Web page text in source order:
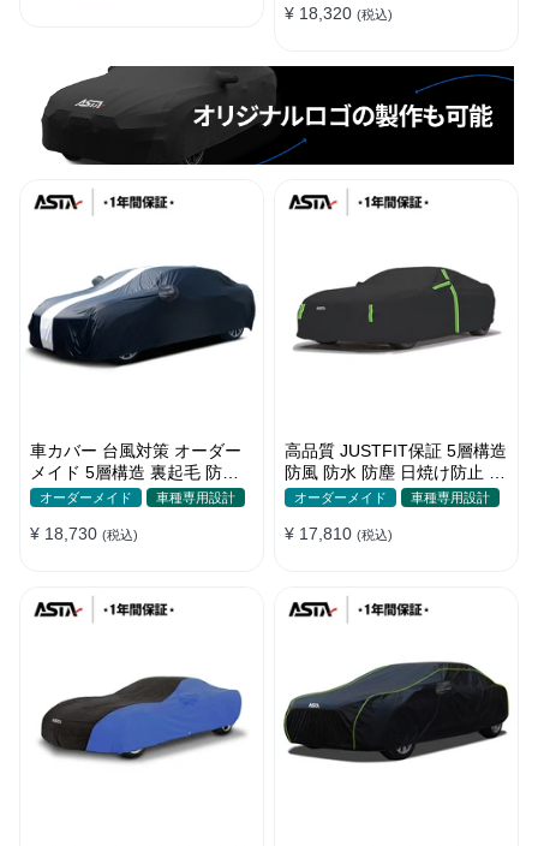
¥ 18,320 (税込)
車カバー 台風対策 オーダー
メイド 5層構造 裏起毛 防水
防雨 軽/普自動車 SUV対応 お
オーダーメイド 車種専用設計
¥ 18,730 (税込)
高品質 JUSTFIT保証 5層構造
防風 防水 防塵 日焼け防止 高
級 ボディカバー
オーダーメイド 車種専用設計
¥ 17,810 (税込)